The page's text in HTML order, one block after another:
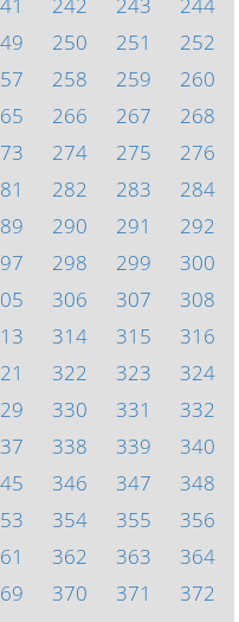
250 251
252
258 259
260
266 267
268
274 275
276
282 283
284
290 291
292
298 299
300
306 307
308
314 315
316
322 323
324
330 331
332
338 339
340
346 347
348
354 355
356
362 363
364
370 371
372